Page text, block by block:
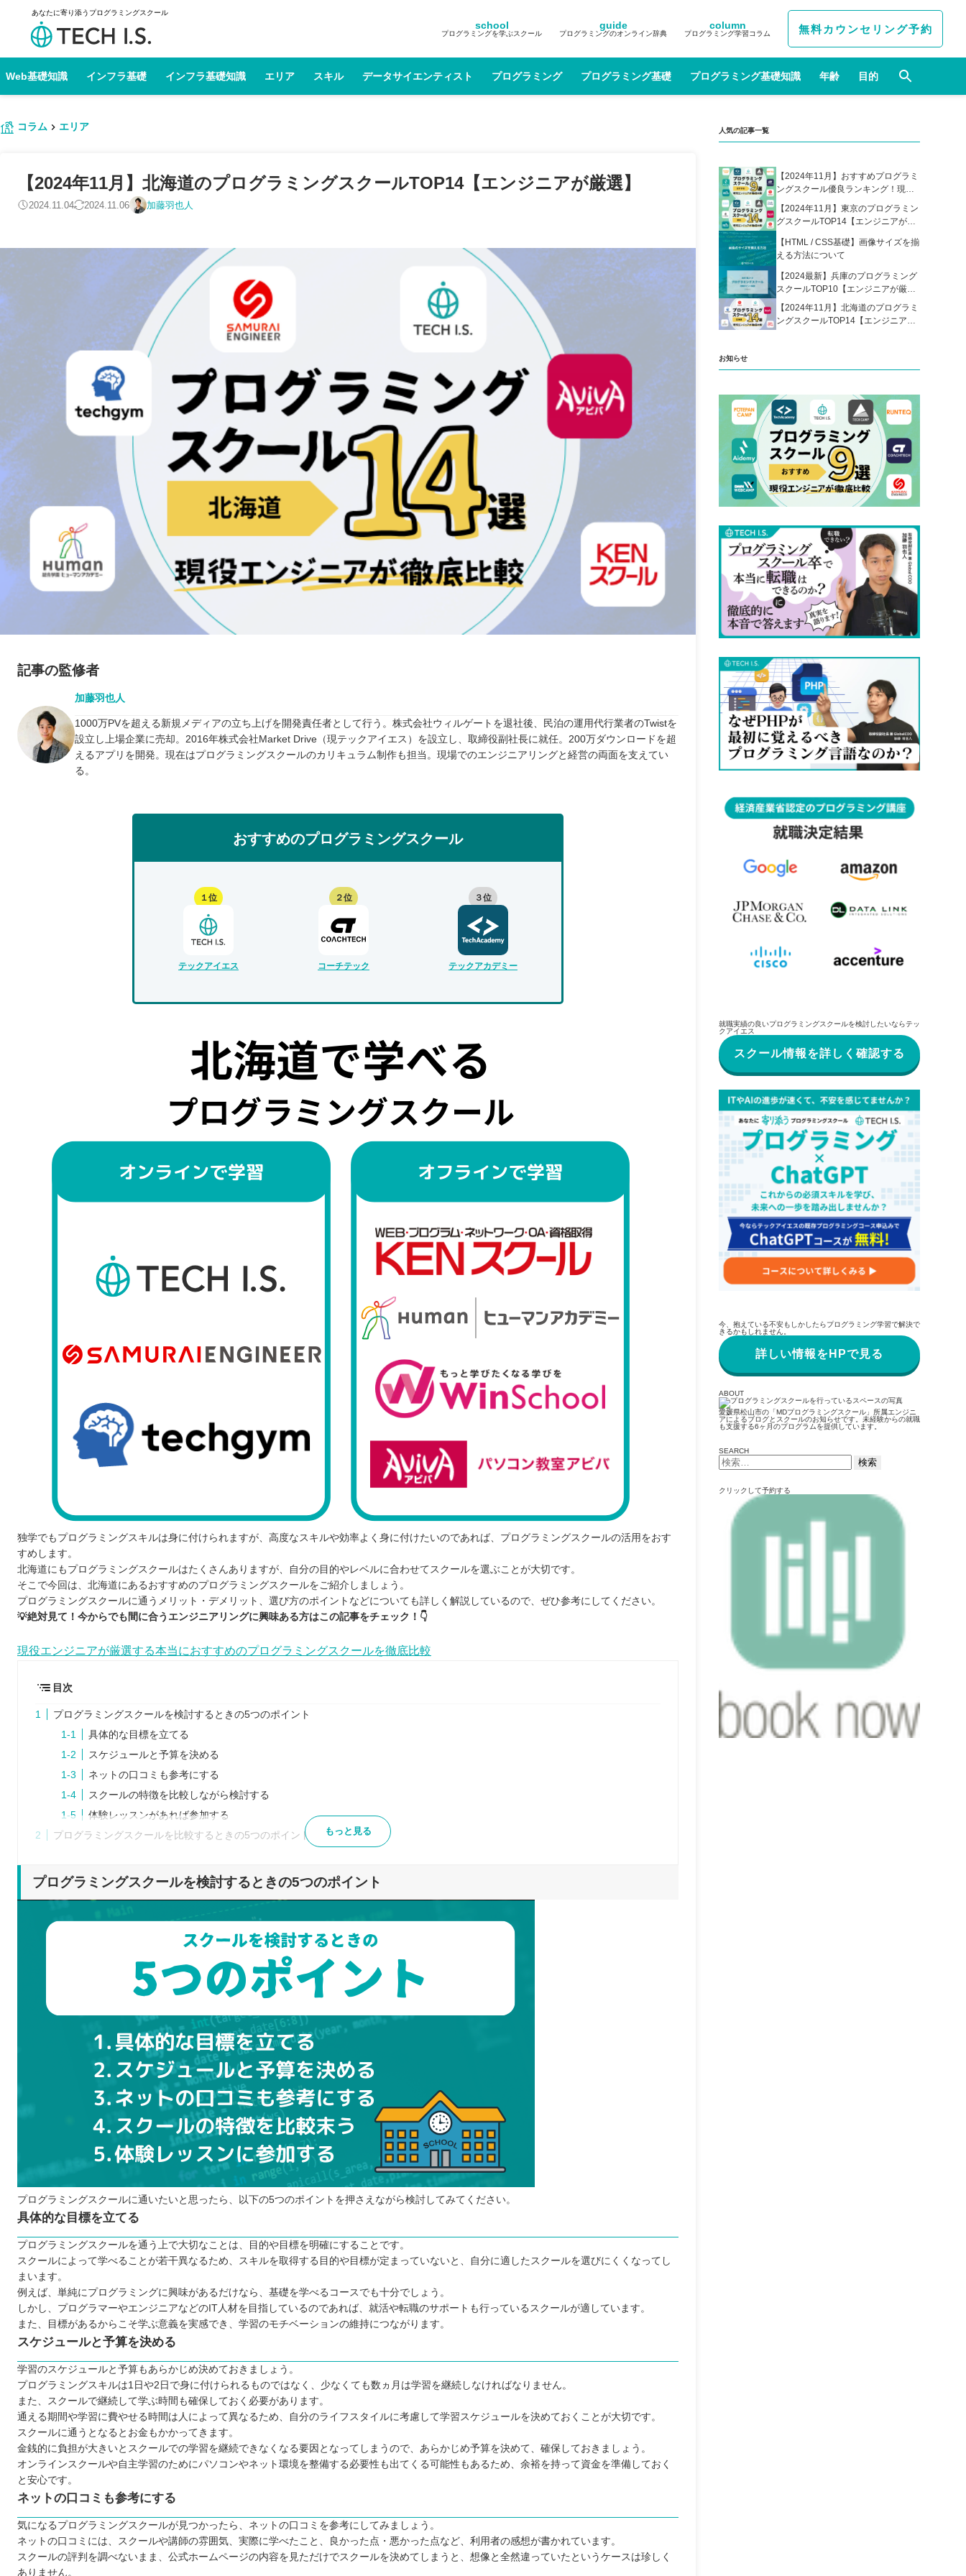
あなたに寄り添うプログラミングスクール
school
プログラミングを学ぶスクール
guide
プログラミングのオンライン辞典
column
プログラミング学習コラム 無料カウンセリング予約
Web基礎知識 インフラ基礎 インフラ基礎知識 エリア スキル データサイエンティスト プログラミング プログラミング基礎 プログラミング基礎知識 年齢 目的
コラム エリア
【2024年11月】北海道のプログラミングスクールTOP14【エンジニアが厳選】
2024.11.04 2024.11.06 加藤羽也人
記事の監修者
加藤羽也人
1000万PVを超える新規メディアの立ち上げを開発責任者として行う。株式会社ウィルゲートを退社後、民泊の運用代行業者のTwistを
設立し上場企業に売却。2016年株式会社Market Drive（現テックアイエス）を設立し、取締役副社長に就任。200万ダウンロードを超
えるアプリを開発。現在はプログラミングスクールのカリキュラム制作も担当。現場でのエンジニアリングと経営の両面を支えてい
る。
おすすめのプログラミングスクール
１位
テックアイエス
２位
コーチテック
３位
テックアカデミー
独学でもプログラミングスキルは身に付けられますが、高度なスキルや効率よく身に付けたいのであれば、プログラミングスクールの活用をおす
すめします。
北海道にもプログラミングスクールはたくさんありますが、自分の目的やレベルに合わせてスクールを選ぶことが大切です。
そこで今回は、北海道にあるおすすめのプログラミングスクールをご紹介しましょう。
プログラミングスクールに通うメリット・デメリット、選び方のポイントなどについても詳しく解説しているので、ぜひ参考にしてください。
💡絶対見て！今からでも間に合うエンジニアリングに興味ある方はこの記事をチェック！👇
現役エンジニアが厳選する本当におすすめのプログラミングスクールを徹底比較
目次
プログラミングスクールを検討するときの5つのポイント
具体的な目標を立てる
スケジュールと予算を決める
ネットの口コミも参考にする
スクールの特徴を比較しながら検討する
体験レッスンがあれば参加する
プログラミングスクールを比較するときの5つのポイント
効果的に学べるカリキュラムか
スケジュールに無理はないか
コース料金のほかに追加費用はないか
学習のモチベーションを保ちやすい
独学よりも勉強しやすい
質問や相談ができる
就職・転職に役立つ場合もある
実務に近いスキルも身に付けられる
プログラミングスクールに通う3つのデメリット
学びたいことが学べない場合もある
柔軟にスケジュールを調整できない場合もある
コストが独学よりも高い
どんなプログラミング言語を学ぶのが良いのか
プログラミングスクールに通えるお得な制度
【一般教育訓練】
【特定一般訓練】
【専門実践教育訓練】
プログラミングスクールで挫折しないためのポイント
【北海道】大人向けのおすすめプログラミングスクール9選
テックアイエス
0円スクール
KENスクール
パソコン教室アビバ
札幌WEBプログラミングスクール
ヒューマンアカデミープログラミング講座
techgym（テックジム）
SAMURAI ENGINEER（サムライエンジニア）
【北海道】子ども向けのおすすめプログラミングスクール5選
コードアドベンチャー
D-SCHOOL北海道
QUREOプログラミング教室
プロクラ
もっと見る
プログラミングスクールを検討するときの5つのポイント
プログラミングスクールに通いたいと思ったら、以下の5つのポイントを押さえながら検討してみてください。
具体的な目標を立てる
プログラミングスクールを通う上で大切なことは、目的や目標を明確にすることです。
スクールによって学べることが若干異なるため、スキルを取得する目的や目標が定まっていないと、自分に適したスクールを選びにくくなってし
まいます。
例えば、単純にプログラミングに興味があるだけなら、基礎を学べるコースでも十分でしょう。
しかし、プログラマーやエンジニアなどのIT人材を目指しているのであれば、就活や転職のサポートも行っているスクールが適しています。
また、目標があるからこそ学ぶ意義を実感でき、学習のモチベーションの維持につながります。
スケジュールと予算を決める
学習のスケジュールと予算もあらかじめ決めておきましょう。
プログラミングスキルは1日や2日で身に付けられるものではなく、少なくても数ヵ月は学習を継続しなければなりません。
また、スクールで継続して学ぶ時間も確保しておく必要があります。
通える期間や学習に費やせる時間は人によって異なるため、自分のライフスタイルに考慮して学習スケジュールを決めておくことが大切です。
スクールに通うとなるとお金もかかってきます。
金銭的に負担が大きいとスクールでの学習を継続できなくなる要因となってしまうので、あらかじめ予算を決めて、確保しておきましょう。
オンラインスクールや自主学習のためにパソコンやネット環境を整備する必要性も出てくる可能性もあるため、余裕を持って資金を準備しておく
と安心です。
ネットの口コミも参考にする
気になるプログラミングスクールが見つかったら、ネットの口コミを参考にしてみましょう。
ネットの口コミには、スクールや講師の雰囲気、実際に学べたこと、良かった点・悪かった点など、利用者の感想が書かれています。
スクールの評判を調べないまま、公式ホームページの内容を見ただけでスクールを決めてしまうと、想像と全然違っていたというケースは珍しく
ありません。
人気の記事一覧
【2024年11月】おすすめプログラミ
ングスクール優良ランキング！現役
エンジニアが選んだ人気プログラミ
ングスクールの比較表あり
【2024年11月】東京のプログラミン
グスクールTOP14【エンジニアが厳
【HTML / CSS基礎】画像サイズを揃
える方法について
【2024最新】兵庫のプログラミング
スクールTOP10【エンジニアが厳
選】
【2024年11月】北海道のプログラミ
ングスクールTOP14【エンジニアが
お知らせ
就職実績の良いプログラミングスクールを検討したいならテッ
クアイエス
スクール情報を詳しく確認する
今、抱えている不安もしかしたらプログラミング学習で解決で
きるかもしれません。
詳しい情報をHPで見る
ABOUT
愛媛県松山市の「MDプログラミングスクール」所属エンジニ
アによるブログとスクールのお知らせです。未経験からの就職
も支援する6ヶ月のプログラムを提供しています。
SEARCH
検
索:
クリックして予約する